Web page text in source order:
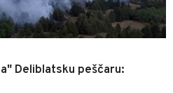
Deliblatsku peščaru: